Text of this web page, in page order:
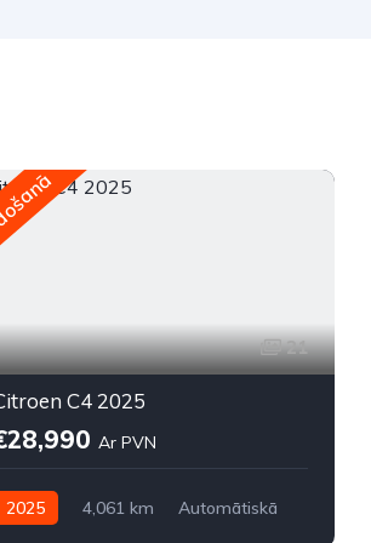
21
C4 2025
Ar PVN
2025 4,061 km
Automātiskā